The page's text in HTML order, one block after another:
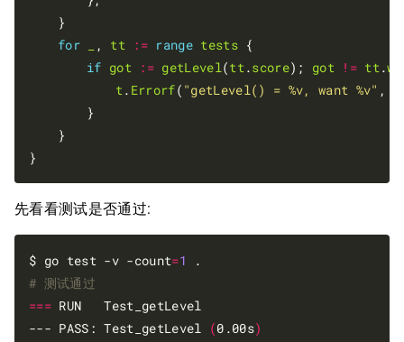
for
, tt := range tests {
if got := getLevel(tt.score); got != tt.
t. Errorf( "getLevel() = %v, want %v" ,
先看看测试是否通过:
$ go test -v -count=1
# 测试通过
=== RUN   Test_getLevel
--- PASS: Test_getLevel (0.00s)